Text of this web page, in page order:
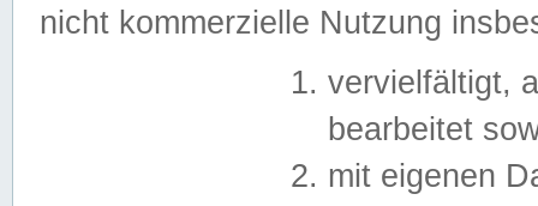
nicht kommerzielle Nutzung
vervielfältigt,
bearbeitet
mit eigenen